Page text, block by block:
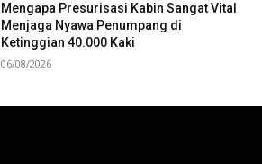
Mengapa Presurisasi Kabin Sangat Vital
Menjaga Nyawa Penumpang di
Ketinggian 40.000 Kaki
06/08/2026